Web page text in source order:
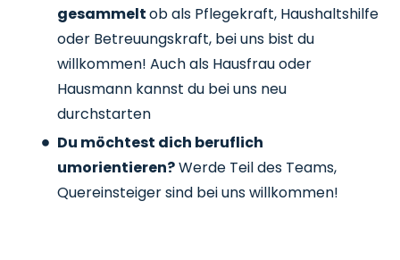
gesammeltob als Pflegekraft, Haushaltshilfe
oder Betreuungskraft, bei uns bist du
willkommen! Auch als Hausfrau oder
Hausmann kannst du bei uns neu
durchstarten
Du möchtest dich beruflich
umorientieren?Werde Teil des Teams,
Quereinsteiger sind bei uns willkommen!